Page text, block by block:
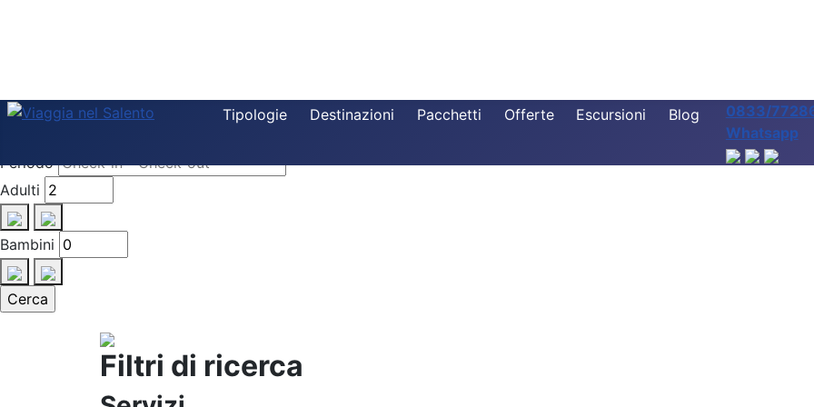
Tipologie Destinazioni Pacchetti Offerte Escursioni Blog
0833/
Whatsapp
Destinazione
Periodo
Adulti
Bambini
Filtri di ricerca